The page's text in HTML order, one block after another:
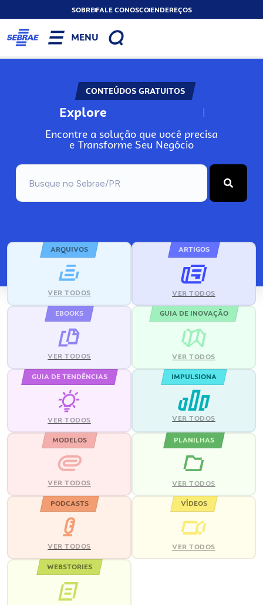
SOBREFALE CONOSCOENDEREÇOS
MENU
CONTEÚDOS GRATUITOS
Explore N
Encontre a solução que você precisa
e Transforme Seu Negócio
ARQUIVOS
VER TODOS
ARTIGOS
VER TODOS
EBOOKS
VER TODOS
GUIA DE INOVAÇÃO
VER TODOS
GUIA DE TENDÊNCIAS
VER TODOS
IMPULSIONA
VER TODOS
MODELOS
VER TODOS
PLANILHAS
VER TODOS
PODCASTS
VER TODOS
VÍDEOS
VER TODOS
WEBSTORIES